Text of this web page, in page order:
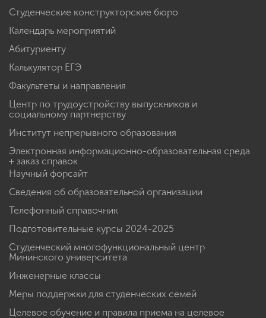
Студенческие конструкторские бюро
Календарь мероприятий
Абитуриенту
Калькулятор ЕГЭ
Факультеты и направления
Центр по трудоустройству выпускников и
социальному партнерству
Институт непрерывного образования
Электронная информационно-образовательная среда
+ заказ справок
Научный форсайт
Сведения об образовательной организации
Телефонный справочник
Подготовительные курсы 2024-2025
Студенческий многофункциональный центр
Мининского университета
Инженерные классы
Меры поддержки для студенческих семей
Целевое обучение и правила приема на целевое